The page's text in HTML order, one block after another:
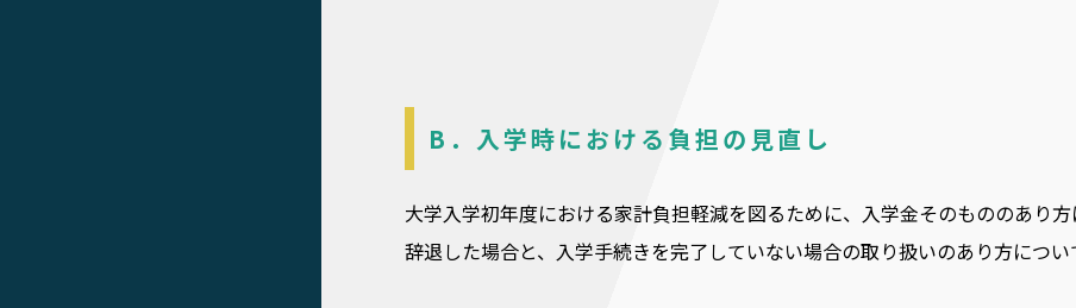
B．入学時における負担の見直し
大学入学初年度における家計負担軽減を図るために、入学金そのもののあり
辞退した場合と、入学手続きを完了していない場合の取り扱いのあり方につい